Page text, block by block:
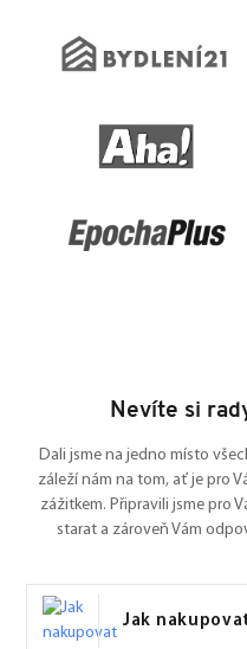
Nevíte si
Dali jsme na jedno místo
záleží nám na tom, ať je pro
zážitkem. Připravili jsme pro
starat a zároveň Vám
Jak